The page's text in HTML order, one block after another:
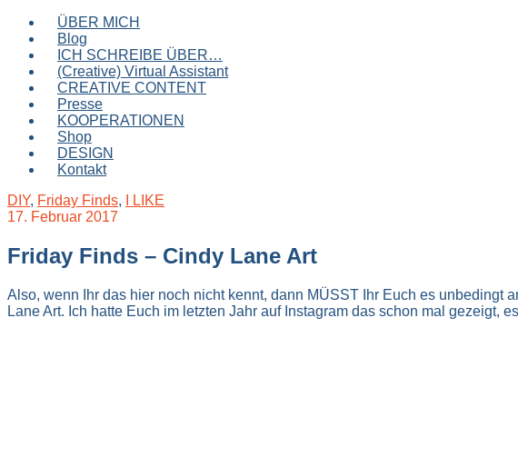
ÜBER MICH
Blog
ICH SCHREIBE ÜBER…
(Creative) Virtual Assistant
CREATIVE CONTENT
Presse
KOOPERATIONEN
Shop
DESIGN
Kontakt
DIY, Friday Finds,
I LIKE
17. Februar 2017
Friday Finds – Cindy Lane Art
Also, wenn Ihr das hier noch nicht kennt, dann MÜSST Ihr Euch es unbedingt
Lane Art. Ich hatte Euch im letzten Jahr auf Instagram das schon mal